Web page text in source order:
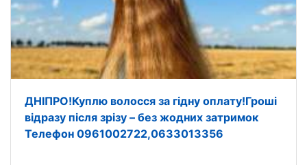
ДНІПРО!Куплю волосся за гідну оплату!Гроші
відразу після зрізу – без жодних затримок
Телефон 0961002722,0633013356